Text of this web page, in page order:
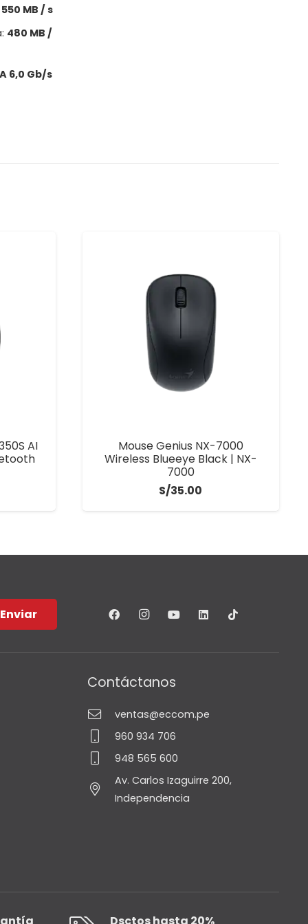
550 MB / s
480 MB /
6,0 Gb/s
AI
Mouse Genius NX-7000
Wireless Blueeye Black | NX-
7000
S/35.00
Enviar
Contáctanos
ventas@eccom.pe
960 934 706
948 565 600
Av. Carlos Izaguirre 200,
Independencia
Dsctos hasta 20%